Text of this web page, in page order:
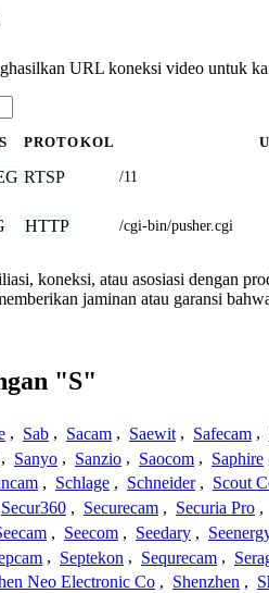
URL koneksi video untuk
PROTOKOL
RTSP /11
HTTP /cgi-bin/pusher.cgi
koneksi, atau asosiasi dengan
jaminan atau garansi
"S"
, Sab , Sacam , Saewit , Safecam ,
, Sanyo , Sanzio , Saocom , Saphire
, Schlage , Schneider , Scout
Secur360 , Securecam , Securia Pro ,
, Seecom , Seedary ,
, Septekon , Sequrecam ,
Neo Electronic Co , Shenzhen ,